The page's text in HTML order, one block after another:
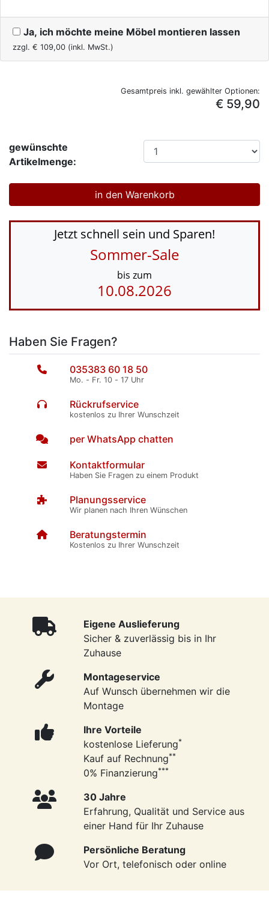
Ja, ich möchte meine Möbel montieren lassen
zzgl. € 109,00 (inkl. MwSt.)
Gesamtpreis inkl. gewählter Optionen:
€ 59,90
gewünschte
Artikelmenge:
Jetzt schnell sein und Sparen!
Sommer-Sale
bis zum
10.08.2026
Haben Sie Fragen?
035383 60 18 50
Mo. - Fr. 10 - 17 Uhr
Rückrufservice
kostenlos zu Ihrer Wunschzeit
per WhatsApp chatten
Kontaktformular
Haben Sie Fragen zu einem Produkt
Planungsservice
Wir planen nach Ihren Wünschen
Beratungstermin
Kostenlos zu Ihrer Wunschzeit
Eigene Auslieferung
Sicher & zuverlässig bis in Ihr
Zuhause
Montageservice
Auf Wunsch übernehmen wir die
Montage
Ihre Vorteile
kostenlose Lieferung*
Kauf auf Rechnung**
0% Finanzierung***
30 Jahre
Erfahrung, Qualität und Service aus
einer Hand für Ihr Zuhause
Persönliche Beratung
Vor Ort, telefonisch oder online